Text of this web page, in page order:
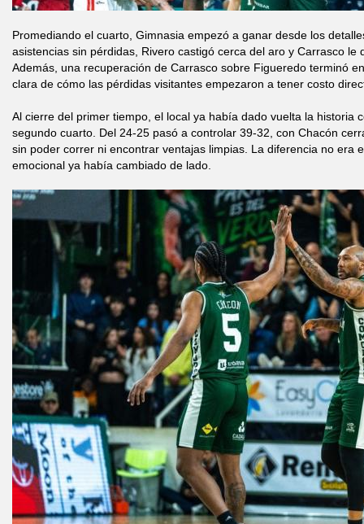
Promediando el cuarto, Gimnasia empezó a ganar desde los
asistencias sin pérdidas, Rivero castigó cerca del aro y Carrasco le
Además, una recuperación de Carrasco sobre Figueredo terminó
clara de cómo las pérdidas visitantes empezaron a tener costo
Al cierre del primer tiempo, el local ya había dado vuelta la historia
segundo cuarto. Del 24-25 pasó a controlar 39-32, con Chacón
sin poder correr ni encontrar ventajas limpias. La diferencia no era
emocional ya había cambiado de lado.